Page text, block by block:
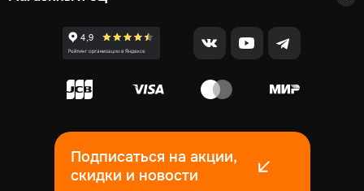
Подписаться на акции,
скидки и новости